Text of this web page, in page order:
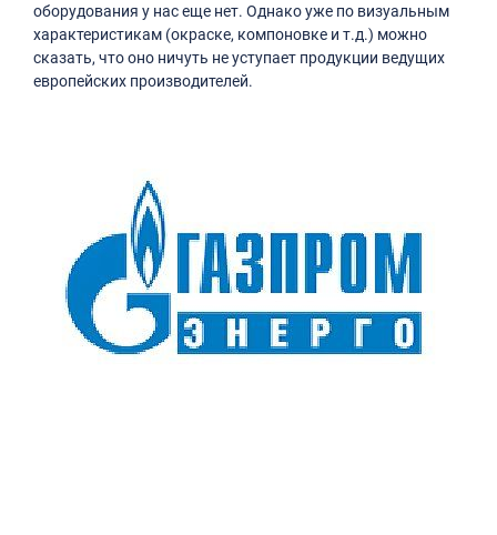
оборудования у нас еще нет. Однако уже по визуальным
характеристикам (окраске, компоновке и т.д.) можно
сказать, что оно ничуть не уступает продукции ведущих
европейских производителей.